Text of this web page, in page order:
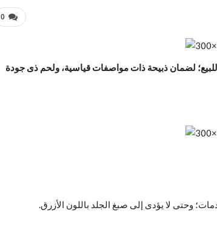
0
لضمان ذبيحة ذات مواصفات قياسية، ولحم ذى جودة
وحتى لا يؤدى إلى صبغ الجلد باللون الأزرق.